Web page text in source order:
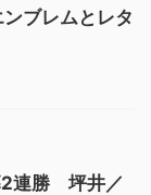
ブレムとレタ
2連勝 坪井／